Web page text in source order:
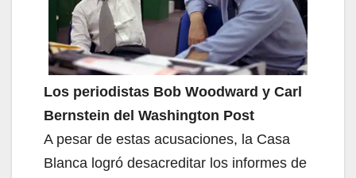
Los periodistas Bob Woodward y Carl
Bernstein del Washington Post
A pesar de estas acusaciones, la Casa
Blanca logró desacreditar los informes de